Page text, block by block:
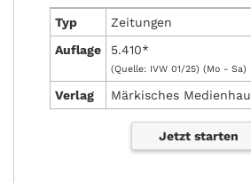
Typ
Zeitungen
Auflage
5.410*
(Quelle: IVW 01/25) (Mo - Sa)
Verlag Märkisches
Jetzt starten